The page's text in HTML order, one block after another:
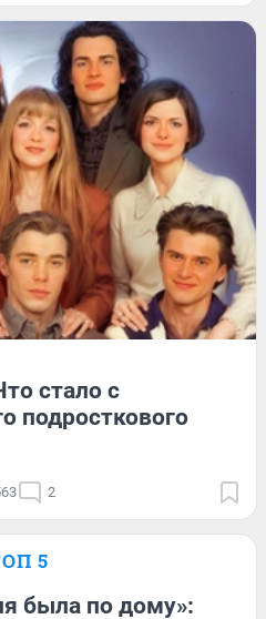
стало с
подросткового
2
5
была по дому»: